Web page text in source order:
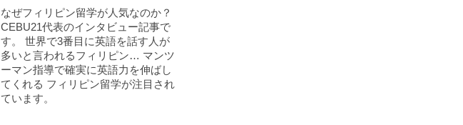
なぜフィリピン留学が人気なのか？
CEBU21代表のインタビュー記事で
す。 世界で3番目に英語を話す人が
多いと言われるフィリピン… マンツ
ーマン指導で確実に英語力を伸ばし
てくれる フィリピン留学が注目され
ています。